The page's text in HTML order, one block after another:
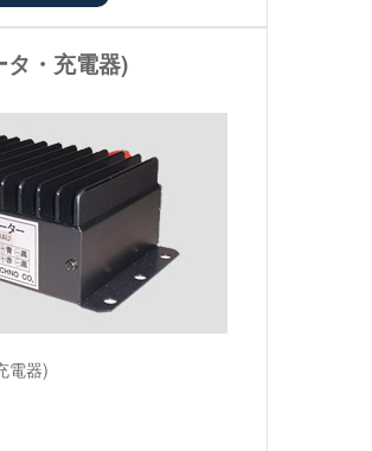
タ・充電器)
電器)